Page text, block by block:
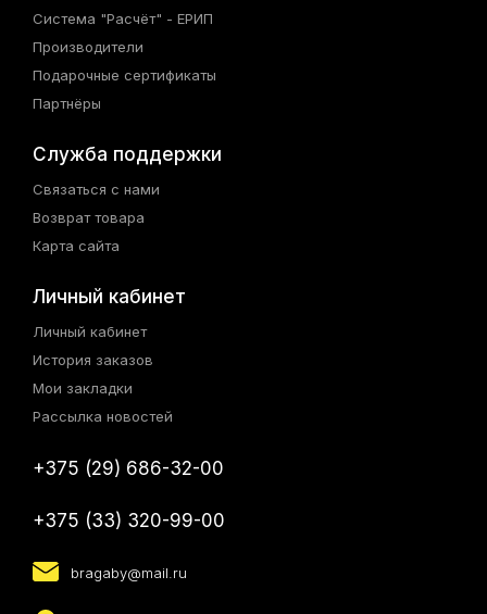
Система "Расчёт" - ЕРИП
Производители
Подарочные сертификаты
Партнёры
Служба поддержки
Связаться с нами
Возврат товара
Карта сайта
Личный кабинет
Личный кабинет
История заказов
Мои закладки
Рассылка новостей
+375 (29) 686-32-00
+375 (33) 320-99-00
bragaby@mail.ru